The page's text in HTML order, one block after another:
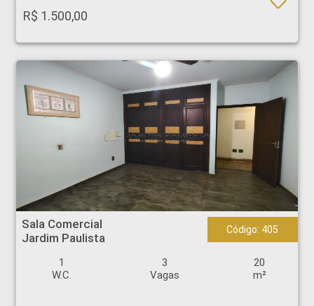
R$ 1.500,00
Sala Comercial - Jardim Paulista - Ribeirão Preto
Sala Comercial
Jardim Paulista
Código: 405
1
W.C.
3
Vagas
20
m²